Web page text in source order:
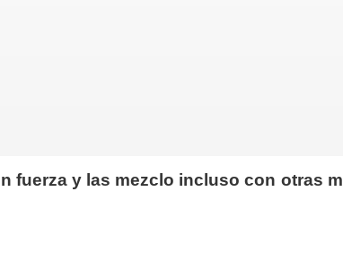
fuerza y las mezclo incluso con otras